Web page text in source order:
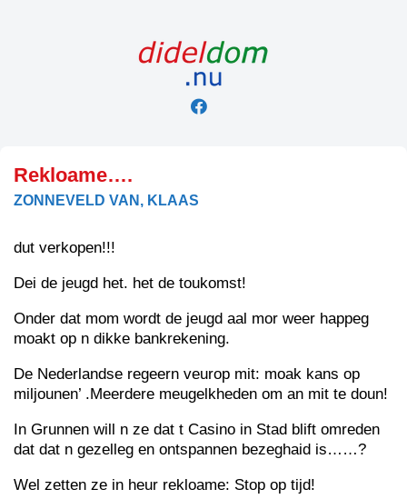
Rekloame….
ZONNEVELD VAN, KLAAS
dut verkopen!!!
Dei de jeugd het. het de toukomst!
Onder dat mom wordt de jeugd aal mor weer happeg
moakt op n dikke bankrekening.
De Nederlandse regeern veurop mit: moak kans op
miljounen’ .Meerdere meugelkheden om an mit te doun!
In Grunnen will n ze dat t Casino in Stad blift omreden
dat dat n gezelleg en ontspannen bezeghaid is……?
Wel zetten ze in heur rekloame: Stop op tijd!